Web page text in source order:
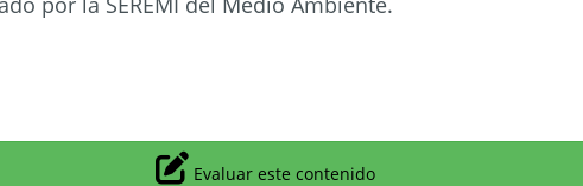
Icono
Evaluar este contenido